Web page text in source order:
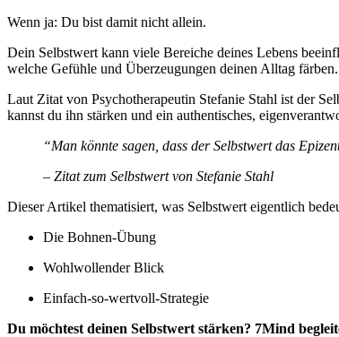
Wenn ja: Du bist damit nicht allein.
Dein Selbstwert kann viele Bereiche deines Lebens
welche Gefühle und Überzeugungen deinen Alltag färben.
Laut Zitat von Psychotherapeutin Stefanie Stahl ist der
kannst du ihn stärken und ein authentisches,
“Man könnte sagen, dass der Selbstwert das
– Zitat zum Selbstwert von Stefanie Stahl
Dieser Artikel thematisiert, was Selbstwert eigentlich
Die Bohnen-Übung
Wohlwollender Blick
Einfach-so-wertvoll-Strategie
Du möchtest deinen Selbstwert stärken? 7Mind